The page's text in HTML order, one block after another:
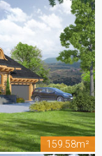
159.58m²